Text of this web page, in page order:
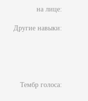
на лице:
Другие навыки:
Тембр голоса: